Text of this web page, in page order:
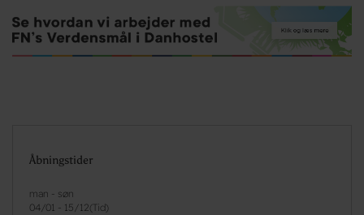
Åbningstider
man - søn
04/01 - 15/12( Tid)